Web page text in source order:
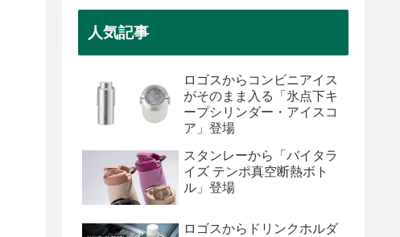
人気記事
ロゴスからコンビニアイス
がそのまま入る「氷点下キ
ープシリンダー・アイスコ
ア」登場
スタンレーから「バイタラ
イズ テンポ真空断熱ボト
ル」登場
ロゴスからドリンクホルダ